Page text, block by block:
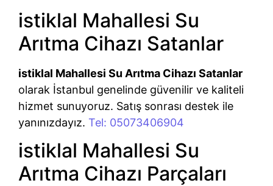
istiklal Mahallesi Su
Arıtma Cihazı Satanlar
istiklal Mahallesi Su Arıtma Cihazı Satanlar
olarak İstanbul genelinde güvenilir ve kaliteli
hizmet sunuyoruz. Satış sonrası destek ile
yanınızdayız. Tel: 05073406904
istiklal Mahallesi Su
Arıtma Cihazı Parçaları